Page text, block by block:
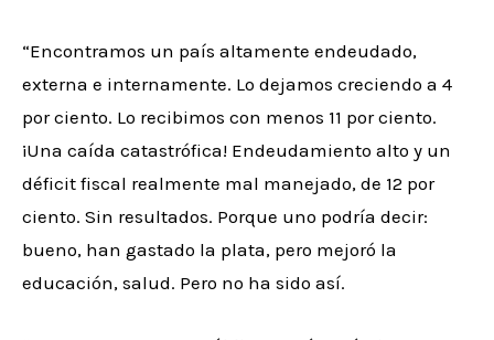
“Encontramos un país altamente endeudado,
externa e internamente. Lo dejamos creciendo a 4
por ciento. Lo recibimos con menos 11 por ciento.
¡Una caída catastrófica! Endeudamiento alto y un
déficit fiscal realmente mal manejado, de 12 por
ciento. Sin resultados. Porque uno podría decir:
bueno, han gastado la plata, pero mejoró la
educación, salud. Pero no ha sido así.